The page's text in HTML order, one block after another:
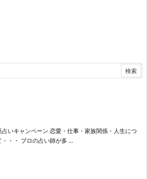
占いキャンペーン 恋愛・仕事・家族関係・人生につ
・・・ プロの占い師が多 ...